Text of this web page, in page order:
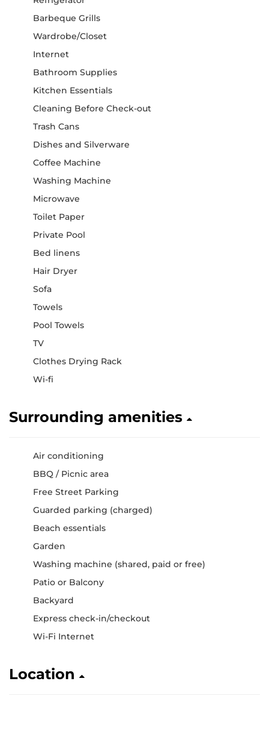
Barbeque Grills
Wardrobe/Closet
Internet
Bathroom Supplies
Kitchen Essentials
Cleaning Before Check-out
Trash Cans
Dishes and Silverware
Coffee Machine
Washing Machine
Microwave
Toilet Paper
Private Pool
Bed linens
Hair Dryer
Sofa
Towels
Pool Towels
TV
Clothes Drying Rack
Wi-fi
Surrounding amenities
Air conditioning
BBQ / Picnic area
Free Street Parking
Guarded parking (charged)
Beach essentials
Garden
Washing machine (shared, paid or free)
Patio or Balcony
Backyard
Express check-in/checkout
Wi-Fi Internet
Location